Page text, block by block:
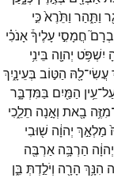
וַתַּ֑הַר וַתֵּ֙רֶא֙כִּ֣י
חֲמָסִ֣י עָלֶיךָ֒אָנֹכִ֗י
יִשְׁפֹּ֥ט יְהוָ֖ה בֵּינִ֥י
עֲשִׂי־לָ֖הּ הַטּ֣וֹב בְּעֵינָ֑יִךְ
עֵ֥ין הַמַּ֖יִם בַּמִּדְבָּ֑ר
מִזֶּ֥ה בָ֖את וְאָ֣נָה תֵלֵ֑כִי
מַלְאַ֣ךְ יְהוָ֔ה שׁ֖וּבִי
יְהוָ֔ה הַרְבָּ֥ה אַרְבֶּ֖ה
הִנָּ֥ךְ הָרָ֖ה וְיֹלַ֣דְתְּ בֵּ֑ן